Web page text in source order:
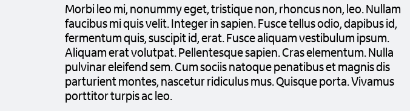
Morbi leo mi, nonummy eget, tristique non, rhoncus non, leo. Nullam
faucibus mi quis velit. Integer in sapien. Fusce tellus odio, dapibus id,
fermentum quis, suscipit id, erat. Fusce aliquam vestibulum ipsum.
Aliquam erat volutpat. Pellentesque sapien. Cras elementum. Nulla
pulvinar eleifend sem. Cum sociis natoque penatibus et magnis dis
parturient montes, nascetur ridiculus mus. Quisque porta. Vivamus
porttitor turpis ac leo.